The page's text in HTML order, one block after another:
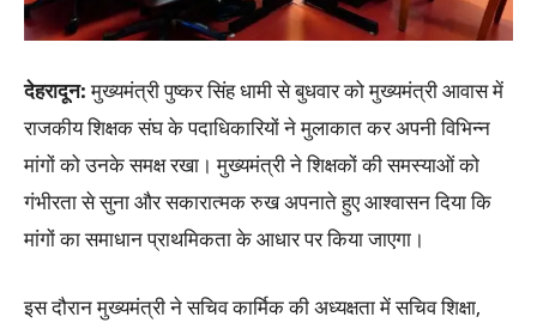
देहरादून:मुख्यमंत्री पुष्कर सिंह धामी से बुधवार को मुख्यमंत्री आवास में
राजकीय शिक्षक संघ के पदाधिकारियों ने मुलाकात कर अपनी विभिन्न
मांगों को उनके समक्ष रखा। मुख्यमंत्री ने शिक्षकों की समस्याओं को
गंभीरता से सुना और सकारात्मक रुख अपनाते हुए आश्वासन दिया कि
मांगों का समाधान प्राथमिकता के आधार पर किया जाएगा।
इस दौरान मुख्यमंत्री ने सचिव कार्मिक की अध्यक्षता में सचिव शिक्षा,